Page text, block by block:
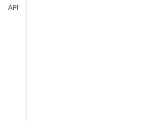
개요
API